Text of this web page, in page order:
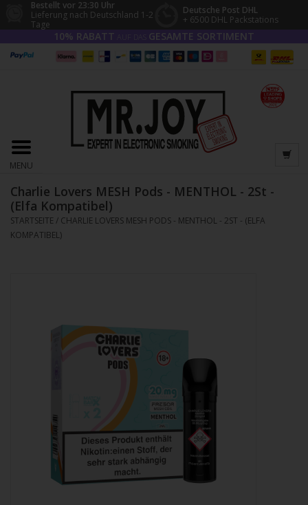
Bestellt vor 23:30 Uhr
Lieferung nach Deutschland 1-2
Tage
Deutsche Post DHL
+ 6500 DHL Packstations
10% RABATT GESAMTE SORTIMENT
MENU
Charlie Lovers MESH Pods - MENTHOL - 2St -
(Elfa Kompatibel)
STARTSEITE / CHARLIE LOVERS MESH PODS - MENTHOL - 2ST - (ELFA
KOMPATIBEL)